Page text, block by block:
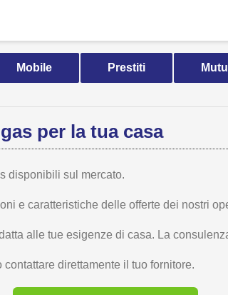
Mobile Prestiti
per la tua casa
disponibili sul mercato.
e caratteristiche delle offerte dei nostri
alle tue esigenze di casa. La
direttamente il tuo fornitore.